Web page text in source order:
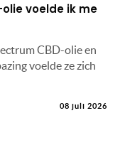
voelde ik me
CBD-olie en
voelde ze zich
08 juli 2026